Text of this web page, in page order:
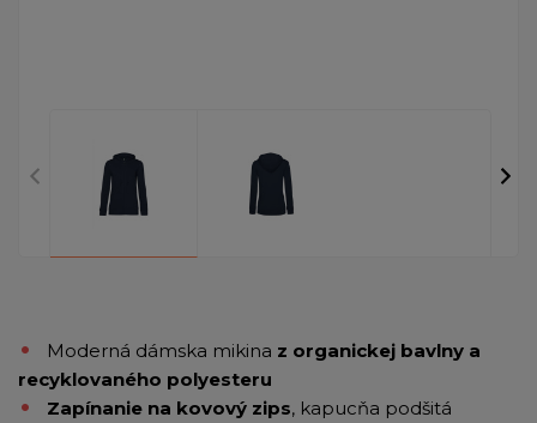
Moderná dámska mikina z organickej bavlny a
recyklovaného polyesteru
Zapínanie na kovový zips, kapucňa podšitá